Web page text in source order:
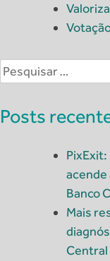
Pesquisar
por:
Posts
Banco
Mais
Central